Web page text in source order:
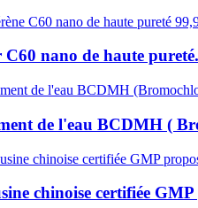
nano de haute
de l'eau BCDMH (
chinoise certifiée